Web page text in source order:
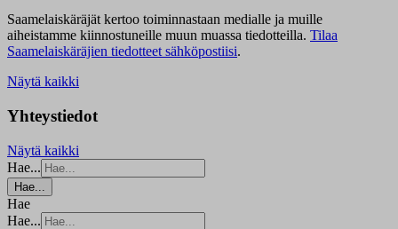
Saamelaiskäräjät kertoo toiminnastaan medialle ja muille
aiheistamme kiinnostuneille muun muassa tiedotteilla. Tilaa
Saamelaiskäräjien tiedotteet sähköpostiisi.
Näytä kaikki
Yhteystiedot
Näytä kaikki
Hae...
Hae...
Hae
Hae...